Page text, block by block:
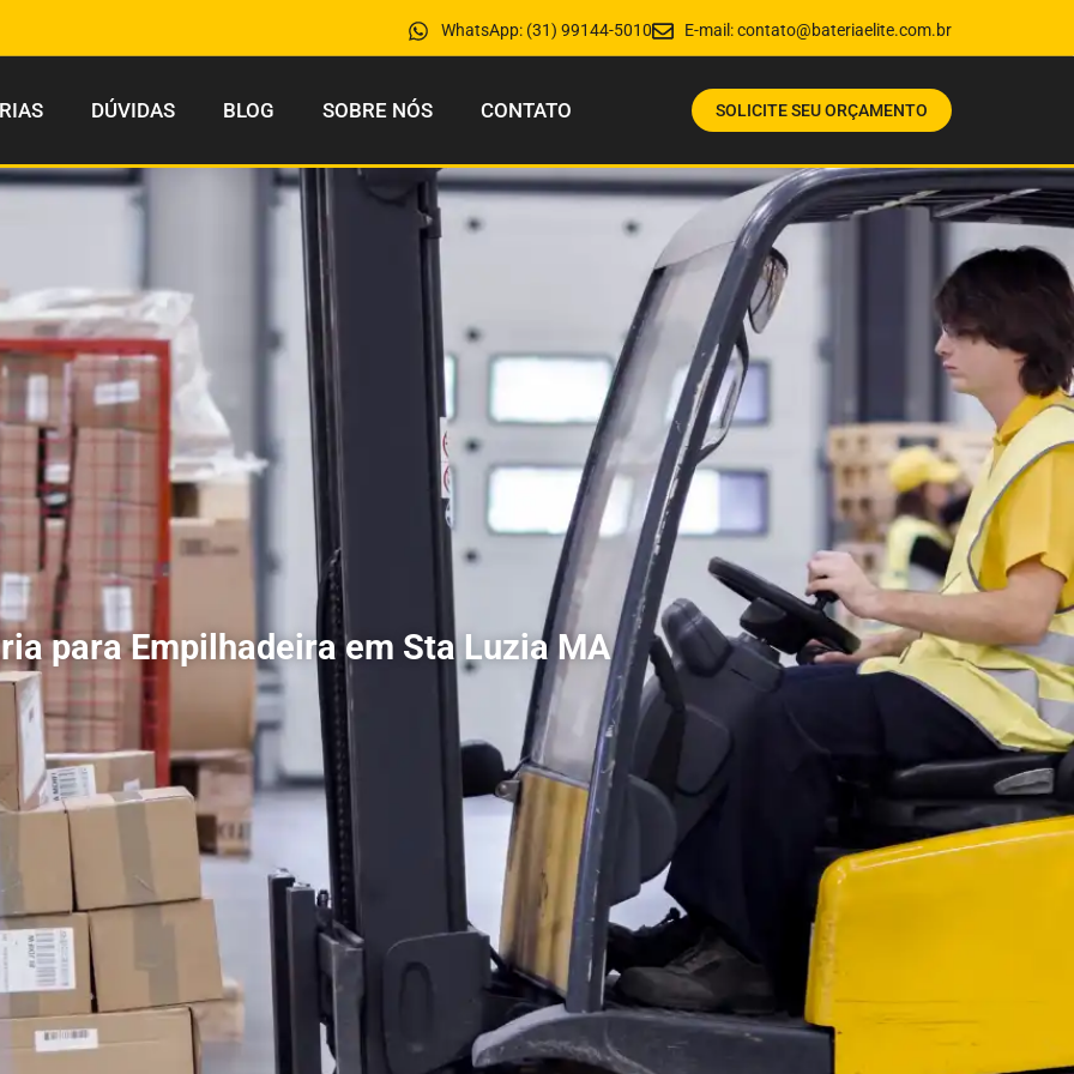
WhatsApp: (31) 99144-5010 E-mail:contato@bateriaelite.com.br
DÚVIDAS BLOG SOBRE NÓS CONTATO SOLICITE SEU ORÇAMENTO
para Empilhadeira em Sta Luzia MA